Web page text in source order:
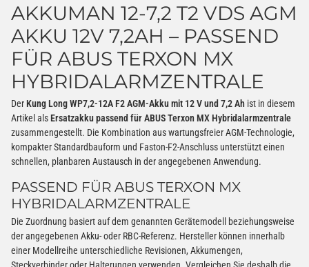
AKKUMAN 12-7,2 T2 VDS AGM
AKKU 12V 7,2AH – PASSEND
FÜR ABUS TERXON MX
HYBRIDALARMZENTRALE
DerKung Long WP7,2-12A F2 AGM-Akku mit 12 V und 7,2 Ah ist in diesem
Artikel alsErsatzakku passend für ABUS Terxon MX Hybridalarmzentrale
zusammengestellt. Die Kombination aus wartungsfreier AGM-Technologie,
kompakter Standardbauform und Faston-F2-Anschluss unterstützt einen
schnellen, planbaren Austausch in der angegebenen Anwendung.
PASSEND FÜR ABUS TERXON MX
HYBRIDALARMZENTRALE
Die Zuordnung basiert auf dem genannten Gerätemodell beziehungsweise
der angegebenen Akku- oder RBC-Referenz. Hersteller können innerhalb
einer Modellreihe unterschiedliche Revisionen, Akkumengen,